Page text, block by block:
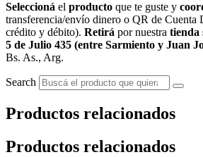
Seleccioná el producto que te guste y
transferencia/envío dinero o QR de Cuenta
crédito y débito). Retirá por nuestra tienda
5 de Julio 435 (entre Sarmiento y Juan
Bs. As., Arg.
Search
Productos relacionados
Productos relacionados